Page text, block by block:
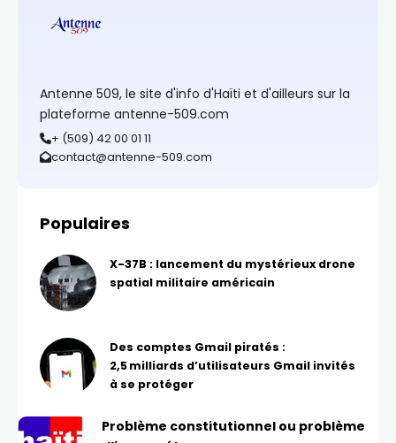
Antenne 509, le site d'info d'Haïti et d'ailleurs sur la
plateforme antenne-509.com
+ (509) 42 00 01 11
contact@antenne-509.com
Populaires
X-37B : lancement du mystérieux drone
spatial militaire américain
Des comptes Gmail piratés :
2,5 milliards d’utilisateurs Gmail invités
à se protéger
Problème constitutionnel ou problème